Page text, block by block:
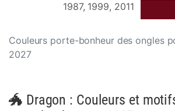
Couleurs porte-bonheur des ongles
2027
1987, 1999, 2011
🐲 Dragon : Couleurs et